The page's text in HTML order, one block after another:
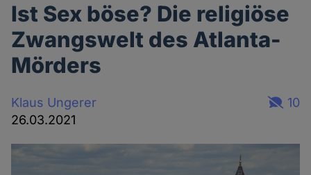
Ist Sex böse? Die religiöse
Zwangswelt des Atlanta-
Mörders
Klaus Ungerer
26.03.2021
10